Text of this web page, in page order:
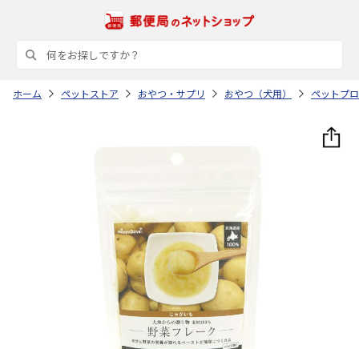
ホーム ペットストア おやつ・サプリ おやつ（犬用） ペットプ